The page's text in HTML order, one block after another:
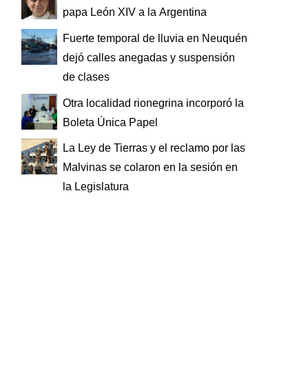
papa León XIV a la Argentina
Fuerte temporal de lluvia en Neuquén
dejó calles anegadas y suspensión
de clases
Otra localidad rionegrina incorporó la
Boleta Única Papel
La Ley de Tierras y el reclamo por las
Malvinas se colaron en la sesión en
la Legislatura